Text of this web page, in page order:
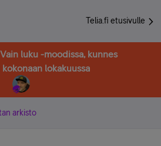
Telia.fi etusivulle
luku -moodissa, kunnes
lokakuussa
arkisto